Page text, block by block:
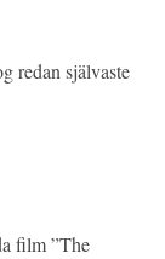
redan självaste
film ”The